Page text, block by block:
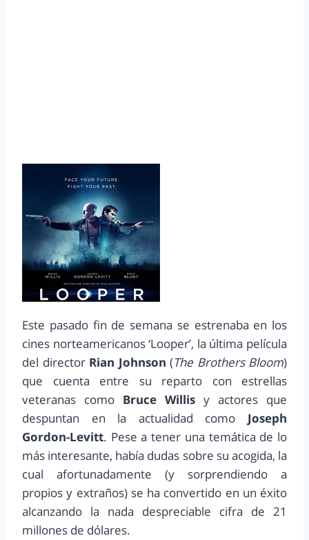
Este pasado fin de semana se estrenaba en los
cines norteamericanos ‘Looper’, la última película
del director Rian Johnson (The Brothers Bloom)
que cuenta entre su reparto con estrellas
veteranas como Bruce Willis y actores que
despuntan en la actualidad como Joseph
Gordon-Levitt. Pese a tener una temática de lo
más interesante, había dudas sobre su acogida, la
cual afortunadamente (y sorprendiendo a
propios y extraños) se ha convertido en un éxito
alcanzando la nada despreciable cifra de 21
millones de dólares.